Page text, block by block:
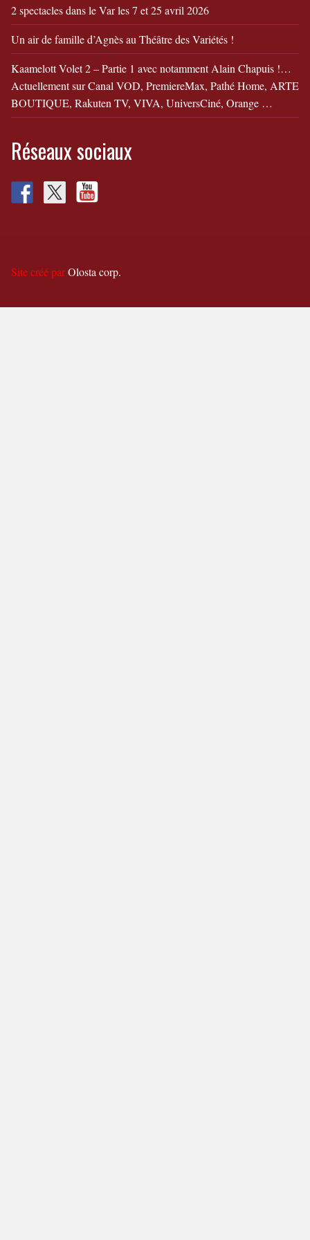
2 spectacles dans le Var les 7 et 25 avril 2026
Un air de famille d’Agnès au Théâtre des Variétés !
Kaamelott Volet 2 – Partie 1 avec notamment Alain Chapuis !…
Actuellement sur Canal VOD, PremiereMax, Pathé Home, ARTE
BOUTIQUE, Rakuten TV, VIVA, UniversCiné, Orange …
Réseaux sociaux
Site créé parOlosta corp.